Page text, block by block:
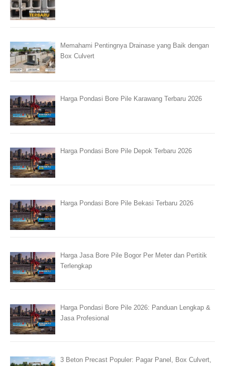
Memahami Pentingnya Drainase yang Baik dengan
Box Culvert
Harga Pondasi Bore Pile Karawang Terbaru 2026
Harga Pondasi Bore Pile Depok Terbaru 2026
Harga Pondasi Bore Pile Bekasi Terbaru 2026
Harga Jasa Bore Pile Bogor Per Meter dan Pertitik
Terlengkap
Harga Pondasi Bore Pile 2026: Panduan Lengkap &
Jasa Profesional
3 Beton Precast Populer: Pagar Panel, Box Culvert,